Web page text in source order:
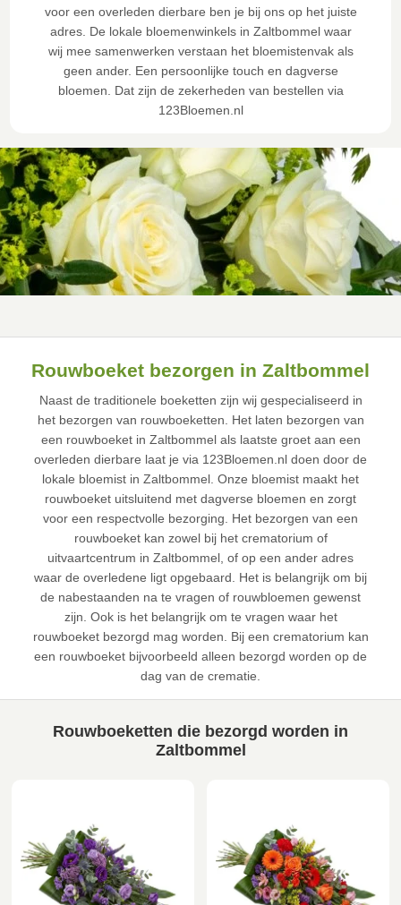
voor een overleden dierbare ben je bij ons op het juiste
adres. De lokale bloemenwinkels in Zaltbommel waar
wij mee samenwerken verstaan het bloemistenvak als
geen ander. Een persoonlijke touch en dagverse
bloemen. Dat zijn de zekerheden van bestellen via
123Bloemen.nl
Rouwboeket bezorgen in Zaltbommel
Naast de traditionele boeketten zijn wij gespecialiseerd in
het bezorgen van rouwboeketten. Het laten bezorgen van
een rouwboeket in Zaltbommel als laatste groet aan een
overleden dierbare laat je via 123Bloemen.nl doen door de
lokale bloemist in Zaltbommel. Onze bloemist maakt het
rouwboeket uitsluitend met dagverse bloemen en zorgt
voor een respectvolle bezorging. Het bezorgen van een
rouwboeket kan zowel bij het crematorium of
uitvaartcentrum in Zaltbommel, of op een ander adres
waar de overledene ligt opgebaard. Het is belangrijk om bij
de nabestaanden na te vragen of rouwbloemen gewenst
zijn. Ook is het belangrijk om te vragen waar het
rouwboeket bezorgd mag worden. Bij een crematorium kan
een rouwboeket bijvoorbeeld alleen bezorgd worden op de
dag van de crematie.
Rouwboeketten die bezorgd worden in
Zaltbommel